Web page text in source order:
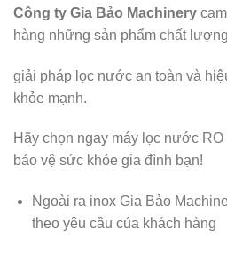
Công ty Gia Bảo Machinery
hàng những sản phẩm chất
giải pháp lọc nước an toàn và
khỏe mạnh.
Hãy chọn ngay máy lọc nước
bảo vệ sức khỏe gia đình bạn!
Ngoài ra inox Gia Bảo
theo yêu cầu của khách hàng